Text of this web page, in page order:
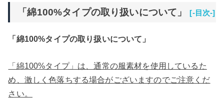
「綿100%タイプの取り扱いについて」 [-目次-]
「綿100%タイプの取り扱いについて」
「綿100%タイプ」は、通常の服素材を使用しているた
め、激しく色落ちする場合がございますのでご注意くだ
さい。